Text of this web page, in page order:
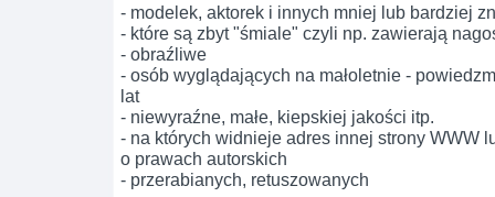
- modelek, aktorek i innych mniej lub bardziej
- które są zbyt "śmiale" czyli np. zawierają
- obraźliwe
- osób wyglądających na małoletnie -
lat
- niewyraźne, małe, kiepskiej jakości itp.
- na których widnieje adres innej strony WWW
o prawach autorskich
- przerabianych, retuszowanych